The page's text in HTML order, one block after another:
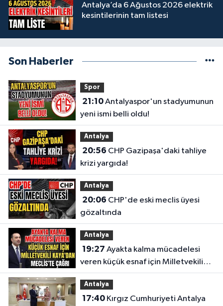
Antalya’da 6 Ağustos 2026 elektrik
kesintilerinin tam listesi
Son Haberler
Spor
21:10Antalyaspor'un stadyumunun
yeni ismi belli oldu!
Antalya
20:56
krizi yargıda!
Antalya
20:06
gözaltında
Antalya
19:27
veren küçük esnaf için Milletvekili
Kaya'dan Meclis'te çağrı
Antalya
17:40Kırgız Cumhuriyeti Antalya